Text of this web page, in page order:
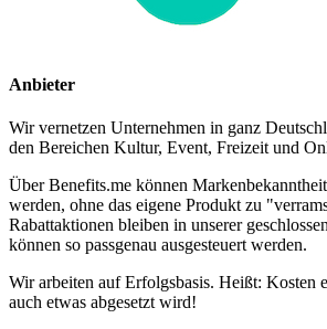
Anbieter
Wir vernetzen Unternehmen in ganz
den Bereichen Kultur, Event, Freizeit und
Über Benefits.me können
werden, ohne das eigene Produkt zu
Rabattaktionen bleiben in unserer
können so passgenau ausgesteuert werden.
Wir arbeiten auf Erfolgsbasis. Heißt: Kosten
auch etwas abgesetzt wird!